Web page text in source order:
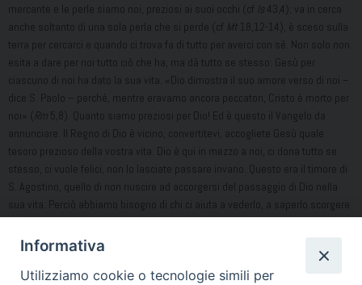
mercante e le perle siamo noi, preziosi ai suoi occhi (cf Is 43,4); va in cerca
anche soltanto di una sola perla che si perde (cf Mt 18,12-14), è sceso sulla
terra per cercarci e quando ci trova fa di tutto per averci con sé. Non solo non
esita a dare per noi tutto ciò che ha, ma dà tutto se stesso: Gesù per
ciascuno di noi ha dato la sua vita. «Dio dimostra il suo amore verso di noi –
dice S. Paolo – perché, mentre eravamo ancora peccatori, Cristo è morto per
noi» ( Rm 5,8). Quanto siamo preziosi per Dio! Ed è questo il Vangelo da
annunciare. Il Regno di Dio è vicino, convertitevi, accogliete Gesù quale
tesoro prezioso della vostra vita. Dio è qui in mezzo a noi, ci dona tutto se
stesso, ci vuole felici, non lo lasciate passare invano. Questo era il timore di
S. Agostino, quello di non riuscire ad accorgersi del passaggio di Dio nella
sua vita. Perciò abbiamo bisogno di chi ci aiuta a vederlo, a saperlo scorgere
regno» ci fa dire Gesù nel Padre nostro e il Papa ci invita a sentire la risposta
di Gesù: Sono qui, in mezzo a voi, per voi! (cf Udienza 6 marzo 2019). La
Vergine Maria, ci aiuti a testimoniare con la nostra vita la presenza del Regno
Informativa
Utilizziamo cookie o tecnologie simili per